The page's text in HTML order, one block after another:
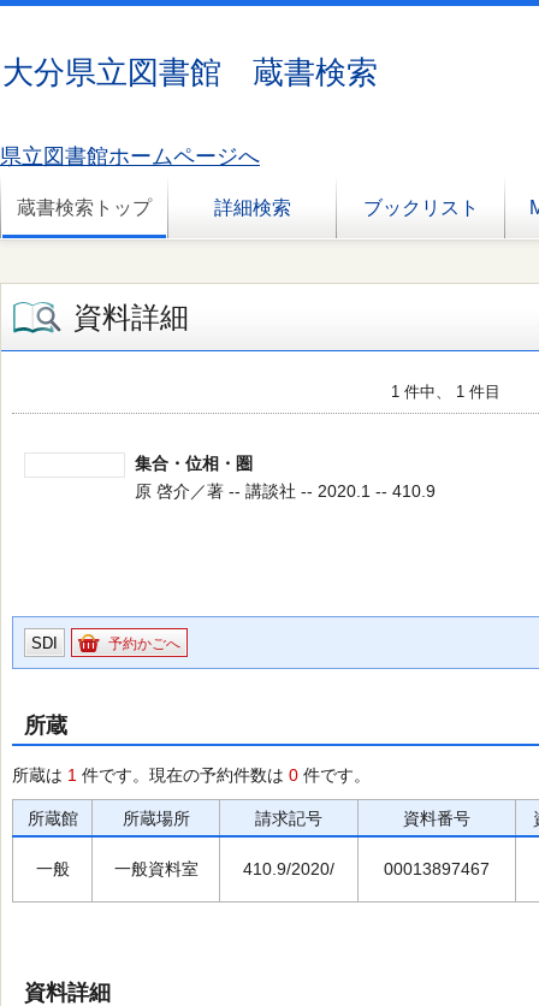
大分県立図書館 蔵書検索
県立図書館ホームページへ
蔵書検索トップ 詳細検索 ブックリスト
資料詳細
1 件中、 1 件目
集合・位相・圏
原 啓介／著 -- 講談社 -- 2020.1 -- 410.9
SDI 予約かごへ
所蔵
所蔵は 1 件です。現在の予約件数は 0 件です。
所蔵館 所蔵場所 請求記号 資料番号
一般 一般資料室 410.9/2020/ 00013897467
資料詳細